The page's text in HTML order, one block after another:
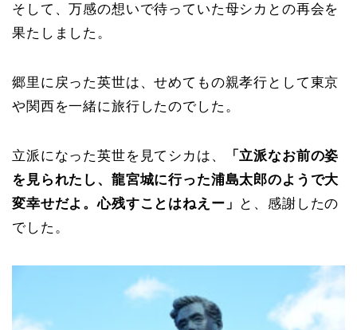
そして、万感の想いで待っていた母シカとの再会を
果たしました。
郷里に戻った英世は、せめてもの親孝行として東京
や関西を一緒に旅行したのでした。
立派になった英世を見てシカは、
「立派なお前の姿
を見られたし、龍宮城に行った浦島太郎のようで大
変幸せだよ。心残すことはねえー」
と、感謝したの
でした。